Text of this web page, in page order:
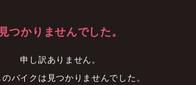
見つかりませんでした。
申し訳ありません。
バイクは見つかりませんでした。